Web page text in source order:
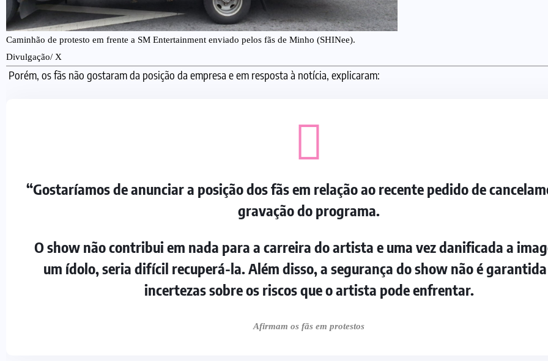
Caminhão de protesto em frente a SM Entertainment enviado pelos fãs de Minho (SHINee).
Divulgação/ X
Porém, os fãs não gostaram da posição da empresa e em resposta à notícia, explicaram:
“Gostaríamos de anunciar a posição dos fãs em relação ao recente pedido de
gravação do programa.
O show não contribui em nada para a carreira do artista e uma vez danificada a
um ídolo, seria difícil recuperá-la. Além disso, a segurança do show não é
incertezas sobre os riscos que o artista pode enfrentar.
Afirmam os fãs em protestos